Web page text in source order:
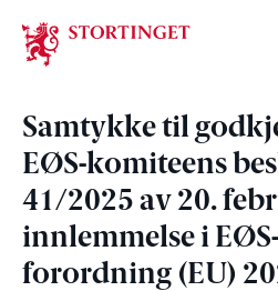
Stortinget.no
Samtykke til
EØS-komiteens
41/2025 av 20.
innlemmelse i
forordning (EU)